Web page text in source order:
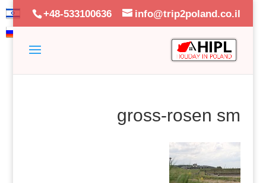
+48-533100636 info@trip2poland.co.il
gross-rosen sm